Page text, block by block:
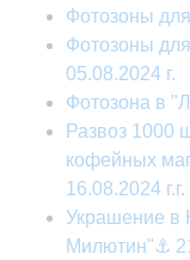
Фотозоны
Фотозоны
05.08.2024 г.
Фотозона в
Развоз 1000
кофейных
16.08.2024 г.г.
Украшение в
Милютин"⚓